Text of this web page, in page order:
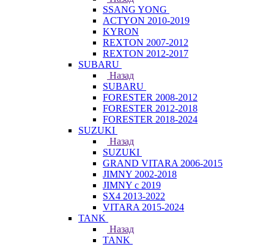
SSANG YONG
ACTYON 2010-2019
KYRON
REXTON 2007-2012
REXTON 2012-2017
SUBARU
Назад
SUBARU
FORESTER 2008-2012
FORESTER 2012-2018
FORESTER 2018-2024
SUZUKI
Назад
SUZUKI
GRAND VITARA 2006-2015
JIMNY 2002-2018
JIMNY с 2019
SX4 2013-2022
VITARA 2015-2024
TANK
Назад
TANK